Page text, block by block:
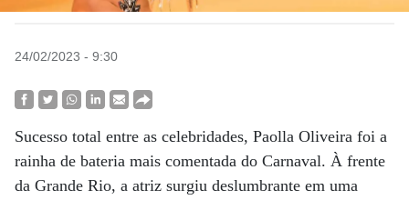
24/02/2023 - 9:30
Sucesso total entre as celebridades, Paolla Oliveira foi a
rainha de bateria mais comentada do Carnaval. À frente
da Grande Rio, a atriz surgiu deslumbrante em uma